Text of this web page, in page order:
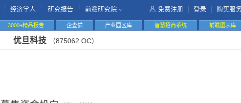
经济学人 研究报告 前瞻研究院 免费注册 登录 购买服
3000+精品报告 企查猫 产业园区库 智慧招商系统 前瞻图表库
优旦科技 （875062.OC）